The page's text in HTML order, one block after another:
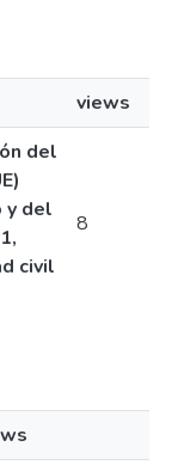
views
del
y del
civil
8